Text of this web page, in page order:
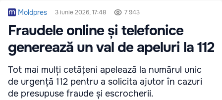
Moldpres 3 iunie 2026, 17:48 7 943
Fraudele online și telefonice
generează un val de apeluri la 112
Tot mai mulți cetățeni apelează la numărul unic
de urgență 112 pentru a solicita ajutor în cazuri
de presupuse fraude și escrocherii.